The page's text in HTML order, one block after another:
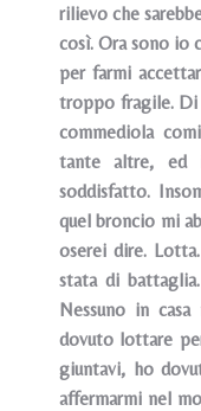
rilievo che
così. Ora sono io
per farmi
troppo fragile. Di
commediola
tante altre, ed
soddisfatto.
quelbroncio mi
oserei dire.
stata di
Nessuno in
dovuto lottare
giuntavi, ho
affermarmi nel